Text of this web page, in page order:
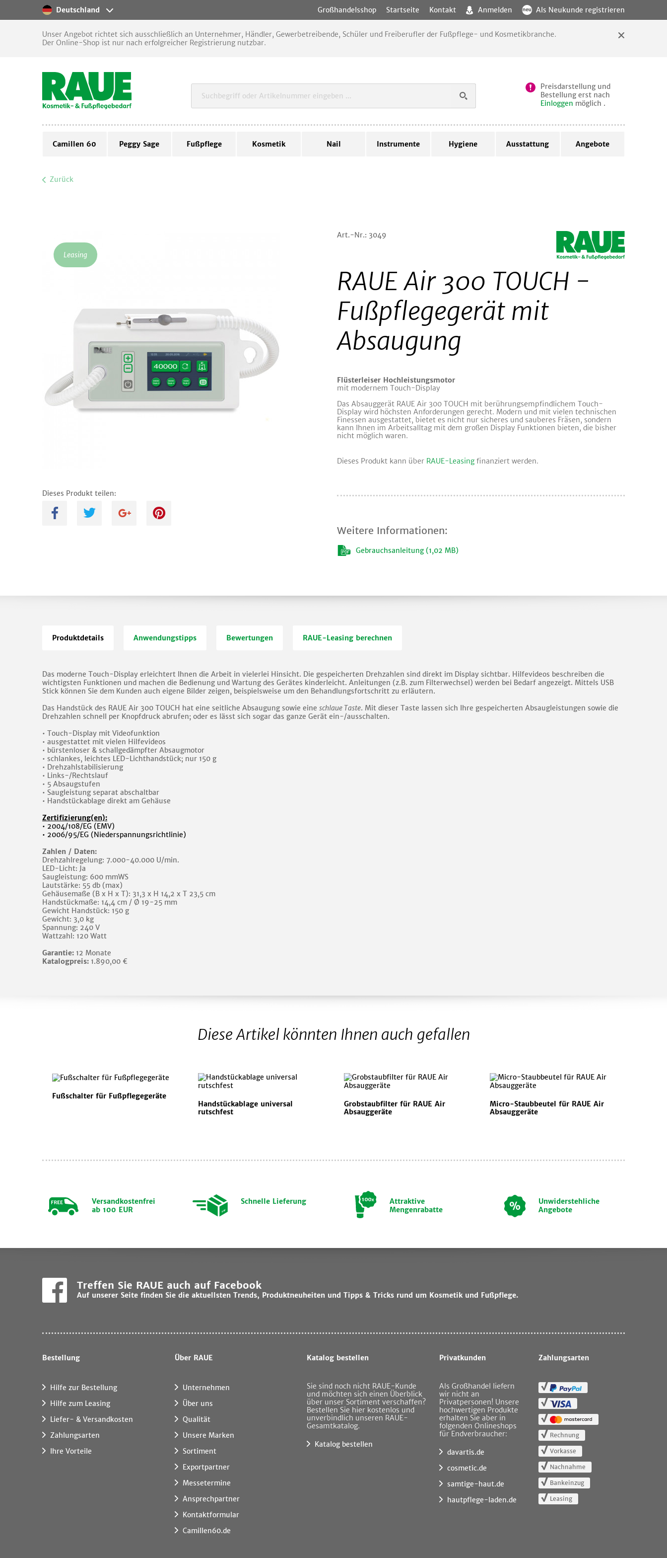
Deutschland Großhandelsshop Startseite Kontakt Anmelden Als Neukunde registrieren
Unser Angebot richtet sich ausschließlich an Unternehmer, Händler, Gewerbetreibende, Schüler und Freiberufler der Fußpflege- und Kosmetikbranche.
Der Online-Shop ist nur nach erfolgreicher Registrierung nutzbar.
Preisdarstellung und
Bestellung erst nach
Einloggen möglich .
Camillen 60 Peggy Sage Fußpflege Kosmetik Nail Instrumente Hygiene Ausstattung Angebote
Zurück
Leasing
Dieses Produkt teilen:
A B C D
Art.-Nr.: 3049
RAUE Air 300 TOUCH -
Fußpflegegerät mit
Absaugung
Flüsterleiser Hochleistungsmotor
mit modernem Touch-Display
Das Absauggerät RAUE Air 300 TOUCH mit berührungsempfindlichem Touch-
Display wird höchsten Anforderungen gerecht. Modern und mit vielen technischen
Finessen ausgestattet, bietet es nicht nur sicheres und sauberes Fräsen, sondern
kann Ihnen im Arbeitsalltag mit dem großen Display Funktionen bieten, die bisher
nicht möglich waren.
Dieses Produkt kann über RAUE-Leasingfinanziert werden.
Weitere Informationen:
Gebrauchsanleitung (1,02 MB)
Produktdetails Anwendungstipps Bewertungen RAUE-Leasing berechnen
Das moderne Touch-Display erleichtert Ihnen die Arbeit in vielerlei Hinsicht. Die gespeicherten Drehzahlen sind direkt im Display sichtbar. Hilfevideos beschreiben die
wichtigsten Funktionen und machen die Bedienung und Wartung des Gerätes kinderleicht. Anleitungen (z.B. zum Filterwechsel) werden bei Bedarf angezeigt. Mittels USB
Stick können Sie dem Kunden auch eigene Bilder zeigen, beispielsweise um den Behandlungsfortschritt zu erläutern.
Das Handstück des RAUE Air 300 TOUCH hat eine seitliche Absaugung sowie eineschlaue Taste. Mit dieser Taste lassen sich Ihre gespeicherten Absaugleistungen sowie die
Drehzahlen schnell per Knopfdruck abrufen; oder es lässt sich sogar das ganze Gerät ein-/ausschalten.
• Touch-Display mit Videofunktion
• ausgestattet mit vielen Hilfevideos
• bürstenloser & schallgedämpfter Absaugmotor
• schlankes, leichtes LED-Lichthandstück; nur 150 g
• Drehzahlstabilisierung
• Links-/Rechtslauf
• 5 Absaugstufen
• Saugleistung separat abschaltbar
• Handstückablage direkt am Gehäuse
Zertifizierung(en):
• 2004/108/EG (EMV)
• 2006/95/EG (Niederspannungsrichtlinie)
Zahlen / Daten:
Drehzahlregelung: 7.000-40.000 U/min.
LED-Licht: Ja
Saugleistung: 600 mmWS
Lautstärke: 55 db (max)
Gehäusemaße (B x H x T): 31,3 x H 14,2 x T 23,5 cm
Handstückmaße: 14,4 cm / Ø 19-25 mm
Gewicht Handstück: 150 g
Gewicht: 3,0 kg
Spannung: 240 V
Wattzahl: 120 Watt
Garantie: 12 Monate
Katalogpreis: 1.890,00 €
Diese Artikel könnten Ihnen auch gefallen
Fußschalter für Fußpflegegeräte
Handstückablage universal
rutschfest
Grobstaubfilter für RAUE Air
Absauggeräte
Micro-Staubbeutel für RAUE Air
Absauggeräte
Versandkostenfrei
ab 100 EUR
Schnelle Lieferung
Attraktive
Mengenrabatte
Unwiderstehliche
Angebote
Treffen Sie RAUE auch auf Facebook
Auf unserer Seite finden Sie die aktuellsten Trends, Produktneuheiten und Tipps & Tricks rund um Kosmetik und Fußpflege.
Bestellung
Hilfe zur Bestellung
Hilfe zum Leasing
Liefer- & Versandkosten
Zahlungsarten
Ihre Vorteile
Über RAUE
Unternehmen
Über uns
Qualität
Unsere Marken
Sortiment
Exportpartner
Messetermine
Ansprechpartner
Kontaktformular
Camillen60.de
Katalog bestellen
Sie sind noch nicht RAUE-Kunde
und möchten sich einen Überblick
über unser Sortiment verschaffen?
Bestellen Sie hier kostenlos und
unverbindlich unseren RAUE-
Gesamtkatalog.
Katalog bestellen
Privatkunden
Als Großhandel liefern
wir nicht an
Privatpersonen! Unsere
hochwertigen Produkte
erhalten Sie aber in
folgenden Onlineshops
für Endverbraucher:
davartis.de
cosmetic.de
samtige-haut.de
hautpflege-laden.de
Zahlungsarten
Rechnung
Vorkasse
Nachnahme
Bankeinzug
Leasing